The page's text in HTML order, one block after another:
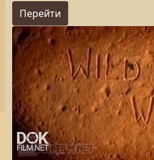
Перейти